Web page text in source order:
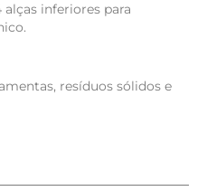
alças inferiores para
resíduos sólidos e